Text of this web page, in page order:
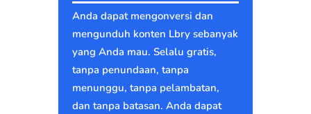
Anda dapat mengonversi dan
mengunduh konten Lbry sebanyak
yang Anda mau. Selalu gratis,
tanpa penundaan, tanpa
menunggu, tanpa pelambatan,
dan tanpa batasan. Anda dapat